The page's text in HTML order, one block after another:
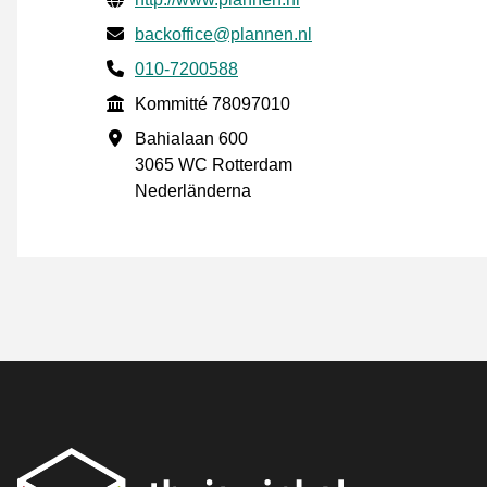
E-post
backoffice@plannen.nl
Phone number
010-7200588
Kommitté
Kommitté 78097010
Företagsadress
Bahialaan 600
3065 WC Rotterdam
Nederländerna